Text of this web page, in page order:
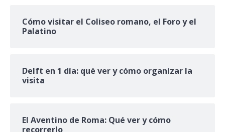
Cómo visitar el Coliseo romano, el Foro y el
Palatino
Delft en 1 día: qué ver y cómo organizar la
visita
El Aventino de Roma: Qué ver y cómo
recorrerlo